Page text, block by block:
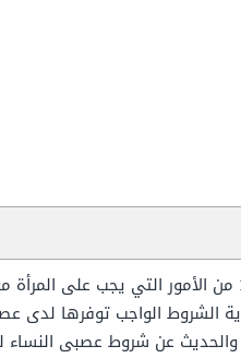
من الأمور التي يجب على
الواجب توفرها لدى عصبة النساء
شروط عصبى النساء للحج 1442 وما